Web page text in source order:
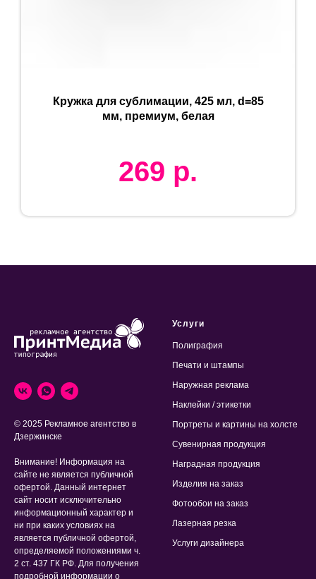
Кружка для сублимации, 425 мл, d=85
мм, премиум, белая
269 р.
© 2025 Рекламное агентство в
Дзержинске
Внимание! Информация на
сайте не является публичной
офертой. Данный интернет
сайт носит исключительно
информационный характер и
ни при каких условиях на
является публичной офертой,
определяемой положениями ч.
2 ст. 437 ГК РФ. Для получения
подробной информации о
Услуги
Полиграфия
Печати и штампы
Наружная реклама
Наклейки / этикетки
Портреты и картины на холсте
Сувенирная продукция
Наградная продукция
Изделия на заказ
Фотообои на заказ
Лазерная резка
Услуги дизайнера